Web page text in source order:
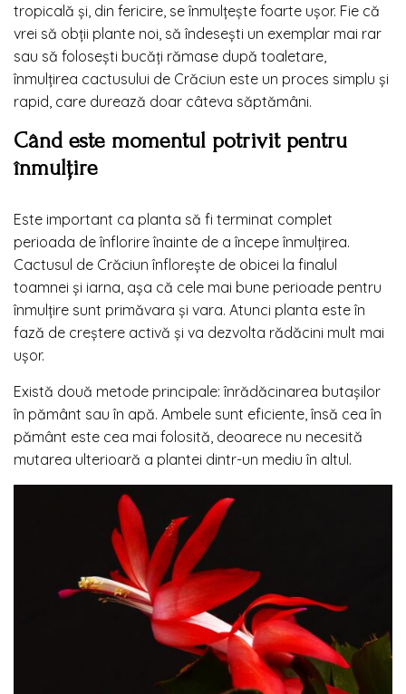
tropicală și, din fericire, se înmulțește foarte ușor. Fie că
vrei să obții plante noi, să îndesești un exemplar mai rar
sau să folosești bucăți rămase după toaletare,
înmulțirea cactusului de Crăciun este un proces simplu și
rapid, care durează doar câteva săptămâni.
Când este momentul potrivit pentru
înmulțire
Este important ca planta să fi terminat complet
perioada de înflorire înainte de a începe înmulțirea.
Cactusul de Crăciun înflorește de obicei la finalul
toamnei și iarna, așa că cele mai bune perioade pentru
înmulțire sunt primăvara și vara. Atunci planta este în
fază de creștere activă și va dezvolta rădăcini mult mai
ușor.
Există două metode principale: înrădăcinarea butașilor
în pământ sau în apă. Ambele sunt eficiente, însă cea în
pământ este cea mai folosită, deoarece nu necesită
mutarea ulterioară a plantei dintr-un mediu în altul.